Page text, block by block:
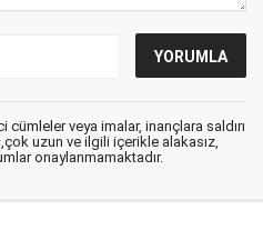
veya imalar, inançlara saldırı
uzun ve ilgili içerikle alakasız,
onaylanmamaktadır.